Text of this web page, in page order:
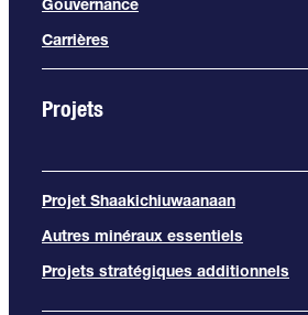
Gouvernance
Carrières
Projets
Projet Shaakichiuwaanaan
Autres minéraux essentiels
Projets stratégiques additionnels